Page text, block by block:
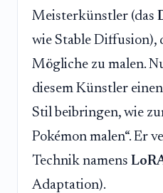
Meisterkünstler (das
wie Stable Diffusion),
Mögliche zu malen.
diesem Künstler
Stil beibringen, wie
Pokémon malen“. Er
Technik namens
Adaptation).